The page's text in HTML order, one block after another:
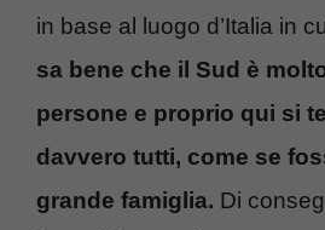
in base al luogo d’Italia in
sa bene che il Sud è
persone e proprio qui si
davvero tutti, come se
grande famiglia. Di